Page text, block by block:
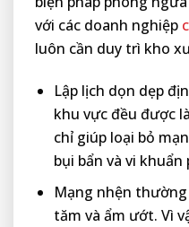
với các doanh nghiệp
luôn cần duy trì kho
Lập lịch dọn dẹp
khu vực đều được
chỉ giúp loại bỏ
bụi bẩn và vi
Mạng nhện
tăm và ẩm ướt. Vì